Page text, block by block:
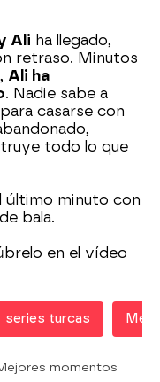
Ali ha llegado,
retraso. Minutos
Ali ha
. Nadie sabe a
casarse con
todo lo que
último minuto con
bala.
en el vídeo
series turcas
momentos